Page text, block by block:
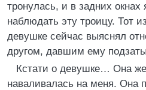
тронулась, и в задних
наблюдать эту троицу. Тот
девушке сейчас выяснял
другом, давшим ему
Кстати о девушке… Она же
наваливалась на меня. Она